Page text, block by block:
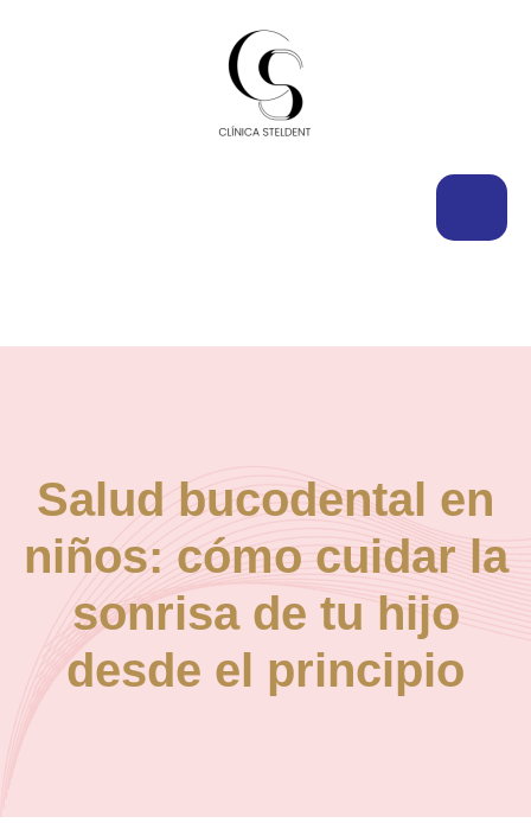
Salud bucodental en
niños: cómo cuidar la
sonrisa de tu hijo
desde el principio